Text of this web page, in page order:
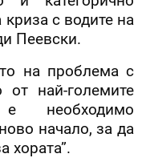
с водите на
Пеевски.
на проблема с
от най-големите
е необходимо
начало, за да
хората”.